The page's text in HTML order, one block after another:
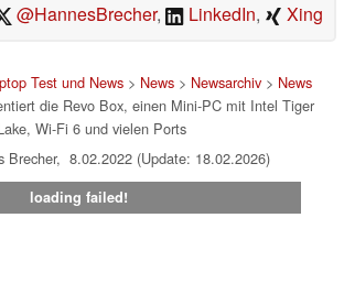
@HannesBrecher, LinkedIn, Xing
Test und News> News> Newsarchiv> News
die Revo Box, einen Mini-PC mit Intel Tiger
Wi-Fi 6 und vielen Ports
Brecher, 8.02.2022 (Update: 18.02.2026)
loading failed!